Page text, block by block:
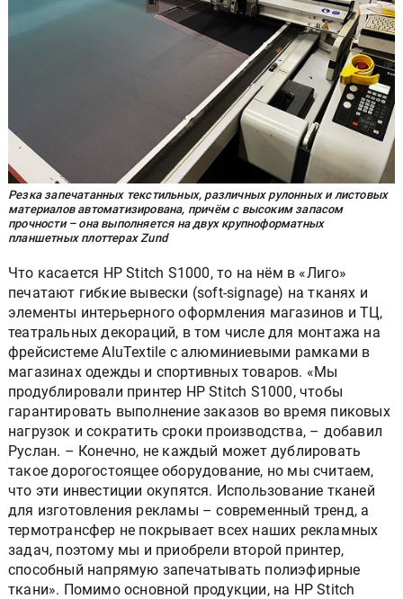
Резка запечатанных текстильных, различных рулонных и листовых
материалов автоматизирована, причём с высоким запасом
прочности – она выполняется на двух крупноформатных
планшетных плоттерах Zund
Что касается HP Stitch S1000, то на нём в «Лиго»
печатают гибкие вывески (soft-signage) на тканях и
элементы интерьерного оформления магазинов и ТЦ,
театральных декораций, в том числе для монтажа на
фрейсистеме AluTextile с алюминиевыми рамками в
магазинах одежды и спортивных товаров. «Мы
продублировали принтер HP Stitch S1000, чтобы
гарантировать выполнение заказов во время пиковых
нагрузок и сократить сроки производства, – добавил
Руслан. – Конечно, не каждый может дублировать
такое дорогостоящее оборудование, но мы считаем,
что эти инвестиции окупятся. Использование тканей
для изготовления рекламы – современный тренд, а
термотрансфер не покрывает всех наших рекламных
задач, поэтому мы и приобрели второй принтер,
способный напрямую запечатывать полиэфирные
ткани». Помимо основной продукции, на HP Stitch